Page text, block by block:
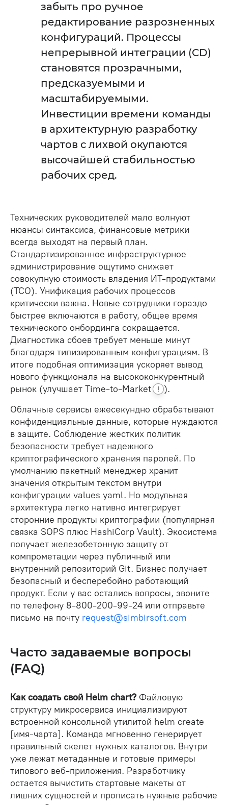
забыть про ручное
редактирование разрозненных
конфигураций. Процессы
непрерывной интеграции (CD)
становятся прозрачными,
предсказуемыми и
масштабируемыми.
Инвестиции времени команды
в архитектурную разработку
чартов с лихвой окупаются
высочайшей стабильностью
рабочих сред.
Технических руководителей мало волнуют
нюансы синтаксиса, финансовые метрики
всегда выходят на первый план.
Стандартизированное инфраструктурное
администрирование ощутимо снижает
совокупную стоимость владения ИТ-продуктами
(ТСО). Унификация рабочих процессов
критически важна. Новые сотрудники гораздо
быстрее включаются в работу, общее время
технического онбординга сокращается.
Диагностика сбоев требует меньше минут
благодаря типизированным конфигурациям. В
итоге подобная оптимизация ускоряет вывод
нового функционала на высококонкурентный
рынок (улучшает Time-to-Market !
).
Облачные сервисы ежесекундно обрабатывают
конфиденциальные данные, которые нуждаются
в защите. Соблюдение жестких политик
безопасности требует надежного
криптографического хранения паролей. По
умолчанию пакетный менеджер хранит
значения открытым текстом внутри
конфигурации values yaml. Но модульная
архитектура легко нативно интегрирует
сторонние продукты криптографии (популярная
связка SOPS плюс HashiCorp Vault). Экосистема
получает железобетонную защиту от
компрометации через публичный или
внутренний репозиторий Git. Бизнес получает
безопасный и бесперебойно работающий
продукт. Если у вас остались вопросы, звоните
по телефону 8-800-200-99-24 или отправьте
письмо на почту request@simbirsoft.com
Часто задаваемые вопросы
(FAQ)
Как создать свой Helm chart? Файловую
структуру микросервиса инициализируют
встроенной консольной утилитой helm create
[имя-чарта]. Команда мгновенно генерирует
правильный скелет нужных каталогов. Внутри
уже лежат метаданные и готовые примеры
типового веб-приложения. Разработчику
остается вычистить стартовые макеты от
лишних сущностей и прописать нужные рабочие